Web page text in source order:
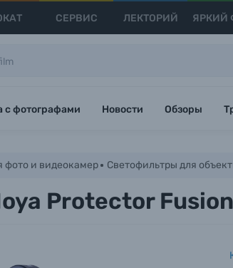
СЕРВИС ЛЕКТОРИЙ ЯРКИЙ
с фотографами Новости Обзоры
фото и видеокамер Светофильтры для
Protector